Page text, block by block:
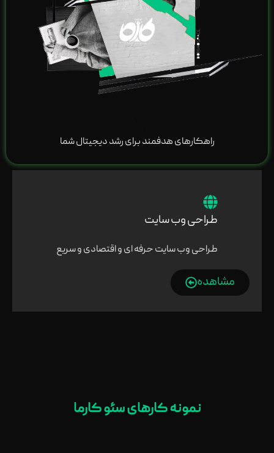
راهکارهای هدفمند برای رشد دیجیتال شما
طراحی وب سایت
طراحی وب سایت حرفه ای و اقتصادی و سریع
مشاهده
نمونه کارهای سئو کارما